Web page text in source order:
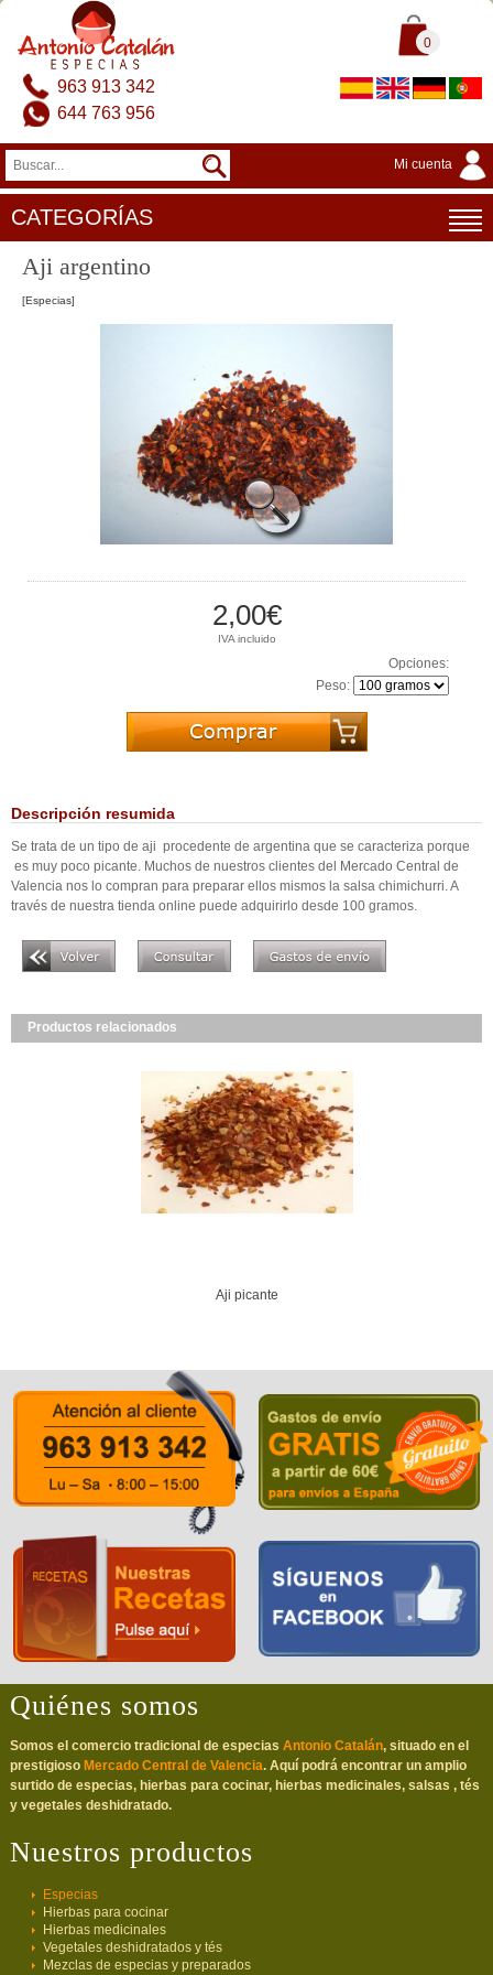
0
963 913 342
644 763 956
Mi cuenta
CATEGORÍAS
Aji argentino
[Especias]
2,00€
IVA incluido
Opciones:
Peso:
Descripción resumida
Se trata de un tipo de aji procedente de argentina que se caracteriza porque
es muy poco picante. Muchos de nuestros clientes del Mercado Central de
Valencia nos lo compran para preparar ellos mismos la salsa chimichurri. A
través de nuestra tienda online puede adquirirlo desde 100 gramos.
Productos relacionados
Aji picante
Quiénes somos
Somos el comercio tradicional de especias Antonio Catalán, situado en el
prestigioso Mercado Central de Valencia. Aquí podrá encontrar un amplio
surtido de especias, hierbas para cocinar, hierbas medicinales, salsas , tés
y vegetales deshidratado.
Nuestros productos
Especias
Hierbas para cocinar
Hierbas medicinales
Vegetales deshidratados y tés
Mezclas de especias y preparados